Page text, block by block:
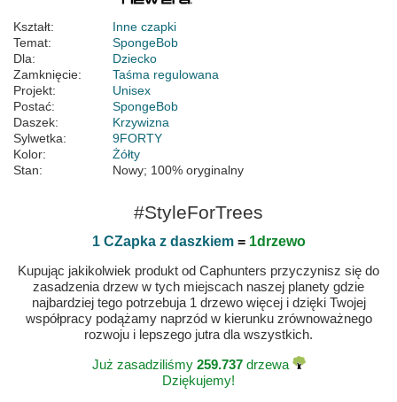
Kształt:
Inne czapki
Temat:
SpongeBob
Dla:
Dziecko
Zamknięcie:
Taśma regulowana
Projekt:
Unisex
Postać:
SpongeBob
Daszek:
Krzywizna
Sylwetka:
9FORTY
Kolor:
Żółty
Stan:
Nowy; 100% oryginalny
#StyleForTrees
1 CZapka z daszkiem= 1drzewo
Kupując jakikolwiek produkt od Caphunters przyczynisz się do
zasadzenia drzew w tych miejscach naszej planety gdzie
najbardziej tego potrzebuja 1 drzewo więcej i dzięki Twojej
współpracy podążamy naprzód w kierunku zrównoważnego
rozwoju i lepszego jutra dla wszystkich.
Już zasadziliśmy 259.737drzewa
Dziękujemy!